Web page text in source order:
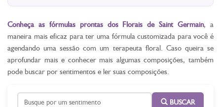
Conheça as fórmulas prontas dos Florais de Saint Germain, a
maneira mais eficaz para ter uma fórmula customizada para você é
agendando uma sessão com um terapeuta floral. Caso queira se
aprofundar mais e conhecer mais algumas composições, também
pode buscar por sentimentos e ler suas composições.
BUSCAR